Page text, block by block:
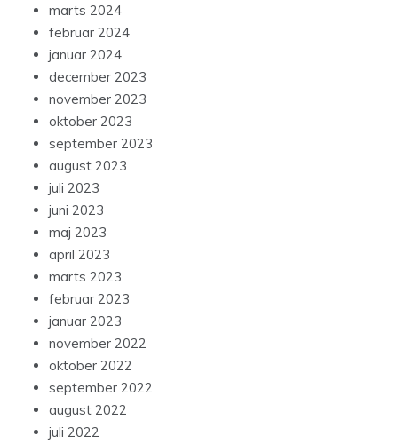
marts 2024
februar 2024
januar 2024
december 2023
november 2023
oktober 2023
september 2023
august 2023
juli 2023
juni 2023
maj 2023
april 2023
marts 2023
februar 2023
januar 2023
november 2022
oktober 2022
september 2022
august 2022
juli 2022